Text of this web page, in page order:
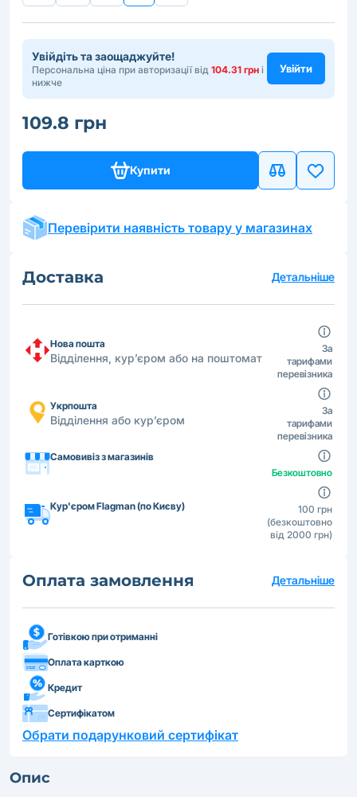
Увійдіть та заощаджуйте!
Персональна ціна при авторизації від 104.31 грн і
нижче
Увійти
109.8 грн
Купити
Перевірити наявність товару у магазинах
Доставка Детальніше
Нова пошта
Відділення, кур’єром або на поштомат
За
тарифами
перевізника
Укрпошта
Відділення або кур’єром
За
тарифами
перевізника
Самовивіз з магазинів
Безкоштовно
Кур'єром Flagman (по Києву)
100 грн
(безкоштовно
від 2000 грн)
Оплата замовлення Детальніше
Готівкою при отриманні
Оплата карткою
Кредит
Сертифікатом
Обрати подарунковий сертифікат
Опис